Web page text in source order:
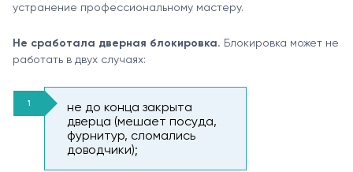
устранение профессиональному мастеру.
Не сработала дверная блокировка. Блокировка может не
работать в двух случаях:
не до конца закрыта
дверца (мешает посуда,
фурнитур, сломались
доводчики);